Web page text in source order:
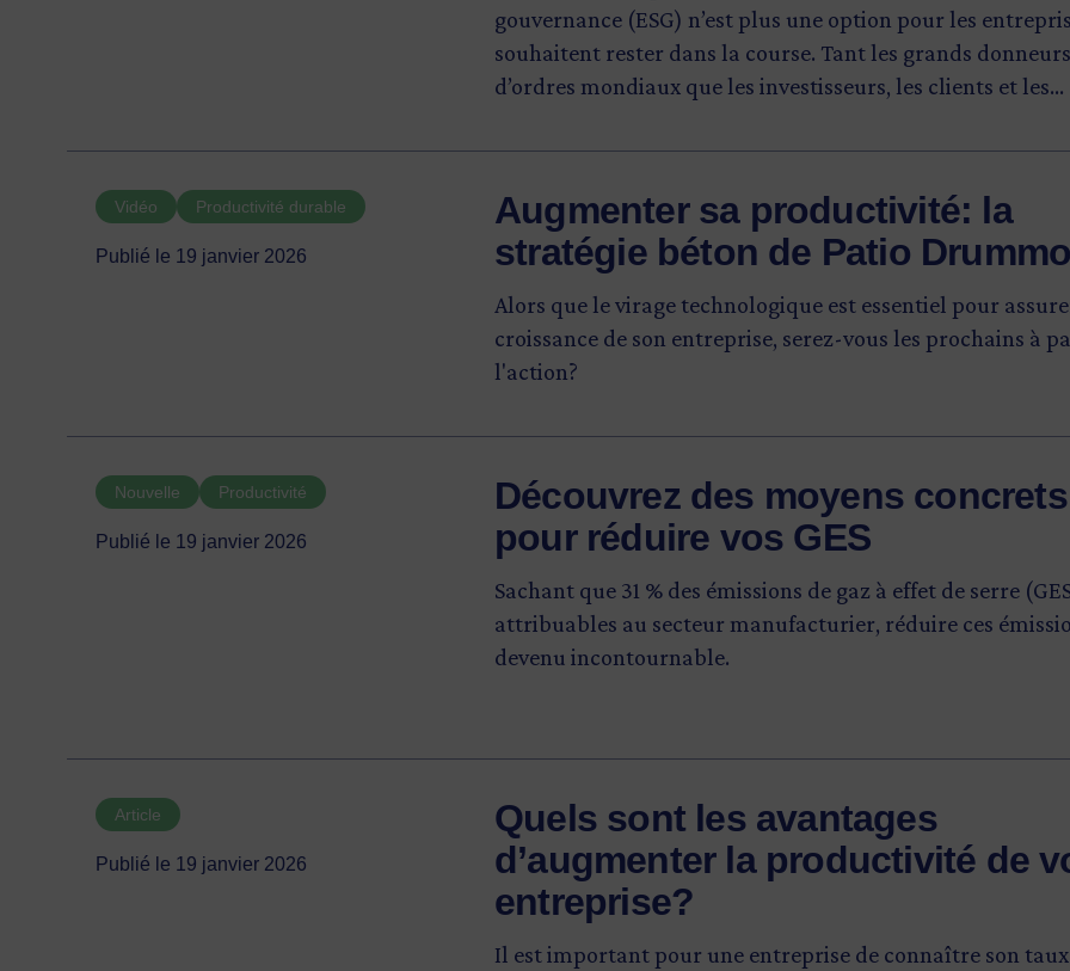
gouvernance (ESG) n’est plus une option pour les
souhaitent rester dans la course. Tant les grands donneurs
d’ordres mondiaux que les investisseurs, les clients et les
législateurs et les organismes de réglementation
Vidéo Productivité durable
Publié le 19 janvier 2026
Augmenter sa productivité: la
stratégie béton de Patio
Alors que le virage technologique est essentiel pour
croissance de son entreprise, serez-vous les prochains à
l'action?
Nouvelle Productivité
Publié le 19 janvier 2026
Découvrez des moyens concrets
pour réduire vos GES
Sachant que 31 % des émissions de gaz à effet de serre
attribuables au secteur manufacturier, réduire ces
devenu incontournable.
Article
Publié le 19 janvier 2026
Quels sont les avantages
d’augmenter la productivité de
entreprise?
Il est important pour une entreprise de connaître son